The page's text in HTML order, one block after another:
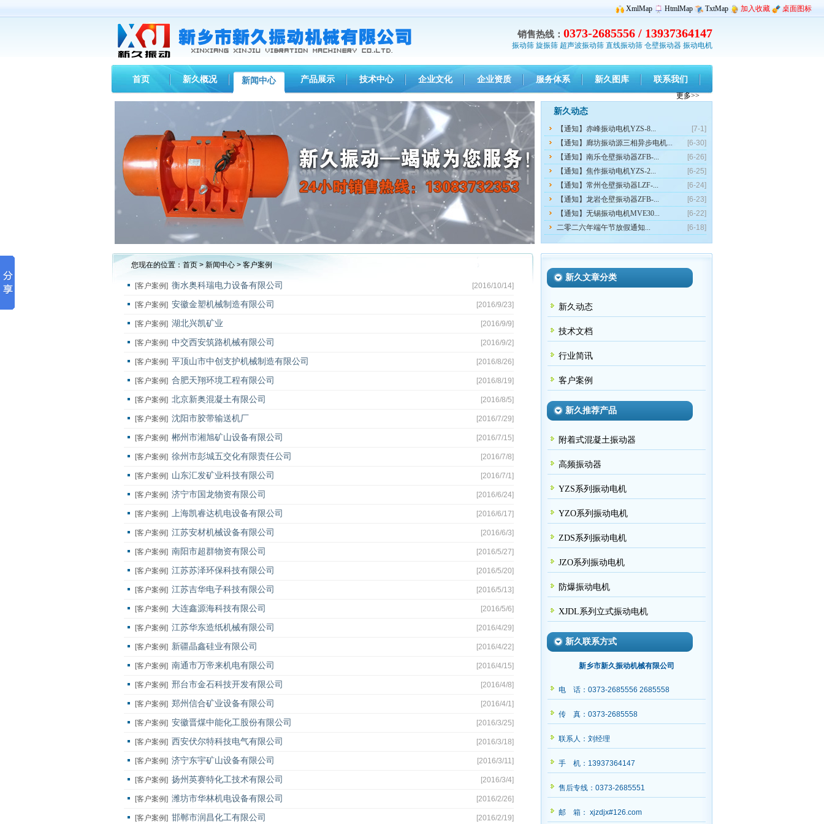
XmlMap HtmlMap TxtMap 加入收藏 桌面图标
销售热线： 0373-2685556 / 13937364147
振动筛 旋振筛 超声波振动筛 直线振动筛 仓壁振动器 振动电机
首页 新久概况 新闻中心 产品展示 技术中心 企业文化 企业资质 服务体系 新久图库 联系我们
1 2
新久动态
更多>>
[7-1]
【通知】赤峰振动电机YZS-8...
[6-30]
【通知】廊坊振动源三相异步电机...
[6-26]
【通知】南乐仓壁振动器ZFB-...
[6-25]
【通知】焦作振动电机YZS-2...
[6-24]
【通知】常州仓壁振动器LZF-...
[6-23]
【通知】龙岩仓壁振动器ZFB-...
[6-22]
【通知】无锡振动电机MVE30...
[6-18]
二零二六年端午节放假通知...
您现在的位置： 首页 > 新闻中心 > 客户案例
[2016/10/14]
[客户案例] 衡水奥科瑞电力设备有限公司
[2016/9/23]
[客户案例] 安徽金塑机械制造有限公司
[2016/9/9]
[客户案例] 湖北兴凯矿业
[2016/9/2]
[客户案例] 中交西安筑路机械有限公司
[2016/8/26]
[客户案例] 平顶山市中创支护机械制造有限公司
[2016/8/19]
[客户案例] 合肥天翔环境工程有限公司
[2016/8/5]
[客户案例] 北京新奥混凝土有限公司
[2016/7/29]
[客户案例] 沈阳市胶带输送机厂
[2016/7/15]
[客户案例] 郴州市湘旭矿山设备有限公司
[2016/7/8]
[客户案例] 徐州市彭城五交化有限责任公司
[2016/7/1]
[客户案例] 山东汇发矿业科技有限公司
[2016/6/24]
[客户案例] 济宁市国龙物资有限公司
[2016/6/17]
[客户案例] 上海凯睿达机电设备有限公司
[2016/6/3]
[客户案例] 江苏安材机械设备有限公司
[2016/5/27]
[客户案例] 南阳市超群物资有限公司
[2016/5/20]
[客户案例] 江苏苏泽环保科技有限公司
[2016/5/13]
[客户案例] 江苏吉华电子科技有限公司
[2016/5/6]
[客户案例] 大连鑫源海科技有限公司
[2016/4/29]
[客户案例] 江苏华东造纸机械有限公司
[2016/4/22]
[客户案例] 新疆晶鑫硅业有限公司
[2016/4/15]
[客户案例] 南通市万帝来机电有限公司
[2016/4/8]
[客户案例] 邢台市金石科技开发有限公司
[2016/4/1]
[客户案例] 郑州信合矿业设备有限公司
[2016/3/25]
[客户案例] 安徽晋煤中能化工股份有限公司
[2016/3/18]
[客户案例] 西安伏尔特科技电气有限公司
[2016/3/11]
[客户案例] 济宁东宇矿山设备有限公司
[2016/3/4]
[客户案例] 扬州英赛特化工技术有限公司
[2016/2/26]
[客户案例] 潍坊市华林机电设备有限公司
[2016/2/19]
[客户案例] 邯郸市润昌化工有限公司
新久文章分类
新久动态
技术文档
行业简讯
客户案例
新久推荐产品
附着式混凝土振动器
高频振动器
YZS系列振动电机
YZO系列振动电机
ZDS系列振动电机
JZO系列振动电机
防爆振动电机
XJDL系列立式振动电机
新久联系方式
新乡市新久振动机械有限公司
电 话：0373-2685556 2685558
传 真：0373-2685558
联系人：刘经理
手 机：13937364147
售后专线：0373-2685551
邮 箱： xjzdjx#126.com